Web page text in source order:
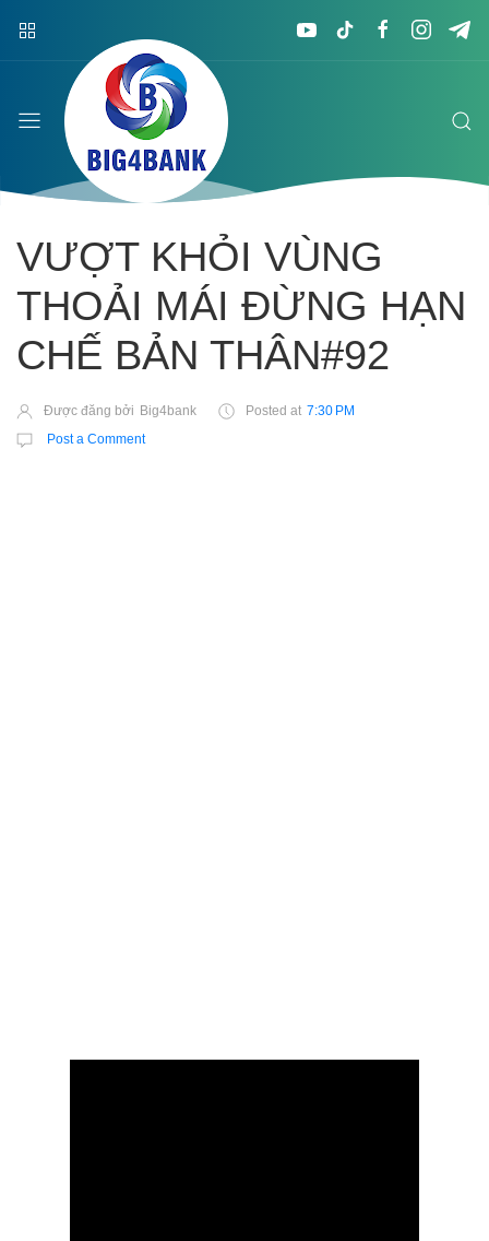
VƯỢT KHỎI VÙNG
THOẢI MÁI ĐỪNG HẠN
CHẾ BẢN THÂN#92
Được đăng bởi Big4bank Posted at 7:30 PM
Post a Comment